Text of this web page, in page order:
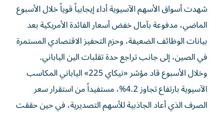
شهدت أسواق الأسهم الآسيوية أداء إيجابياً قوياً خلال الأسبوع
الماضي، مدفوعة بآمال خفض أسعار الفائدة الأمريكية بعد
بيانات الوظائف الضعيفة، وحزم التحفيز الاقتصادي المستمرة
في الصين، إلى جانب تراجع حدة تقلبات الين الياباني.
وخلال الأسبوع قاد مؤشر «نيكاي 225» الياباني المكاسب
الآسيوية بارتفاع تجاوز 4.2%، مستفيداً من استقرار سعر
الصرف الذي أعاد الجاذبية للأسهم التصديرية، في حين حققت